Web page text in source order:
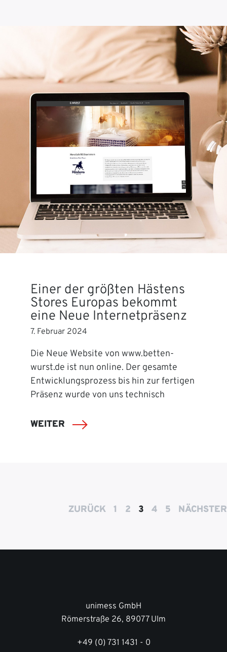
Einer der größten Hästens
Stores Europas bekommt
eine Neue Internetpräsenz
7. Februar 2024
Die Neue Website von www.betten-
wurst.de ist nun online. Der gesamte
Entwicklungsprozess bis hin zur fertigen
Präsenz wurde von uns technisch
WEITER
ZURÜCK 1 2 3 4 5 NÄCHSTER
unimess GmbH
Römerstraße 26, 89077 Ulm
+49 (0) 731 1431 - 0